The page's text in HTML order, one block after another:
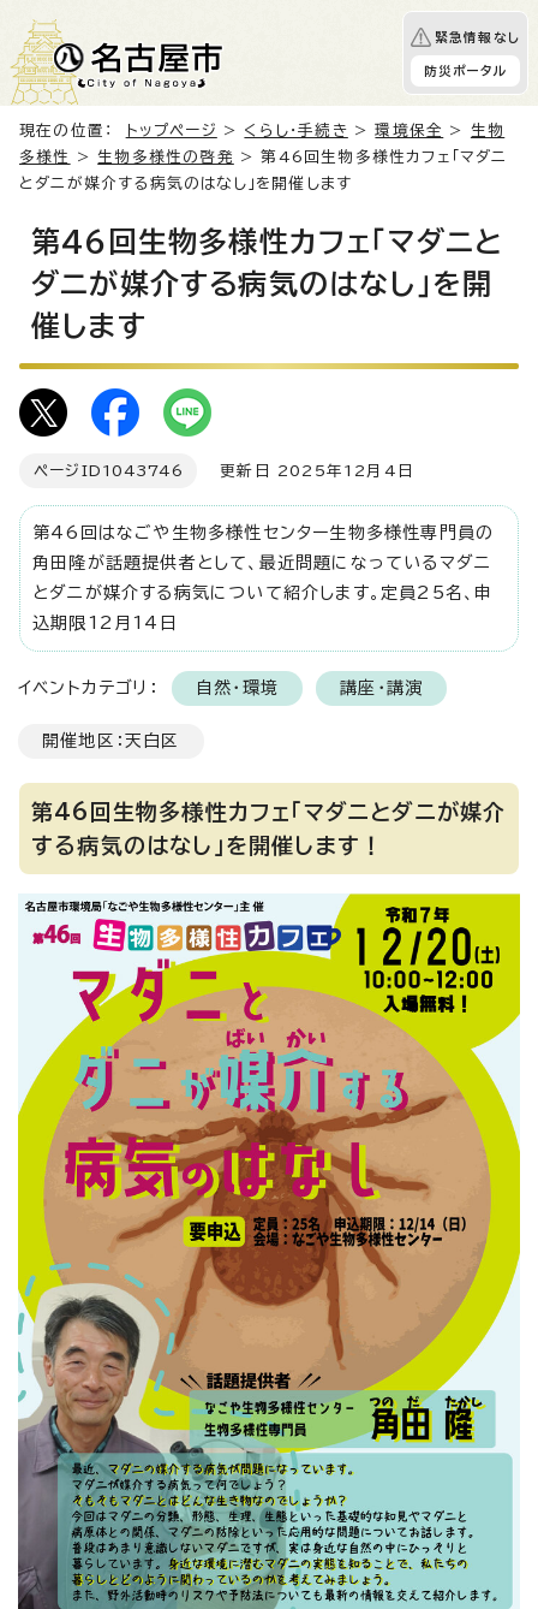
緊急情報なし
防災ポータル
現在の位置： トップページ > くらし・手続き >環境保全 > 生物
多様性
>生物多様性の啓発
> 第46回生物多様性カフェ「マダニ
とダニが媒介する病気のはなし」を開催します
第46回生物多様性カフェ「マダニと
ダニが媒介する病気のはなし」を開
催します
ページID 1043746 更新日 2025年12月4日
第46回はなごや生物多様性センター生物多様性専門員の
角田隆が話題提供者として、最近問題になっているマダニ
とダニが媒介する病気について紹介します。定員25名、申
込期限12月14日
イベントカテゴリ： 自然・環境 講座・講演
開催地区：天白区
第46回生物多様性カフェ「マダニとダニが媒介
する病気のはなし」を開催します！